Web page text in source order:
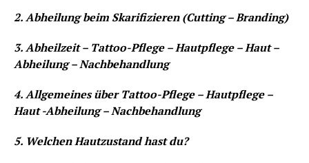
2. Abheilung beim Skarifizieren (Cutting – Branding)
3. Abheilzeit – Tattoo-Pflege – Hautpflege – Haut –
Abheilung – Nachbehandlung
4. Allgemeines über Tattoo-Pflege – Hautpflege –
Haut -Abheilung – Nachbehandlung
5. Welchen Hautzustand hast du?